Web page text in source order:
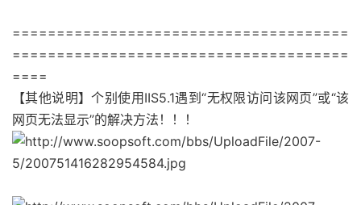
======================================
======================================
====
【其他说明】个别使用IIS5.1遇到“无权限访问该网页”或“该
网页无法显示”的解决方法！！！